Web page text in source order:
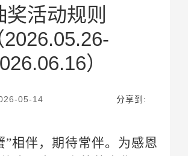
）
05-14 分享到: